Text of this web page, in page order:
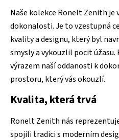
Naše kolekce Ronelt Zenith je
dokonalosti. Je to vzestupná
kvality a designu, který byl
smysly a vykouzlil pocit úžasu.
výrazem naší oddanosti k
prostoru, který vás okouzlí.
Kvalita, která trvá
Ronelt Zenith nás
spojili tradici s moderním